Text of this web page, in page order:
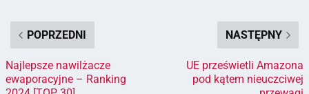
POPRZEDNI
Najlepsze nawilżacze
ewaporacyjne – Ranking
NASTĘPNY
UE prześwietli Amazona
pod kątem nieuczciwej